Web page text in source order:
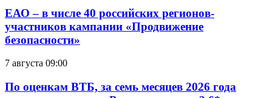
ЕАО – в числе 40 российских регионов-
участников кампании «Продвижение
безопасности»
7 августа 09:00
По оценкам ВТБ, за семь месяцев 2026 года